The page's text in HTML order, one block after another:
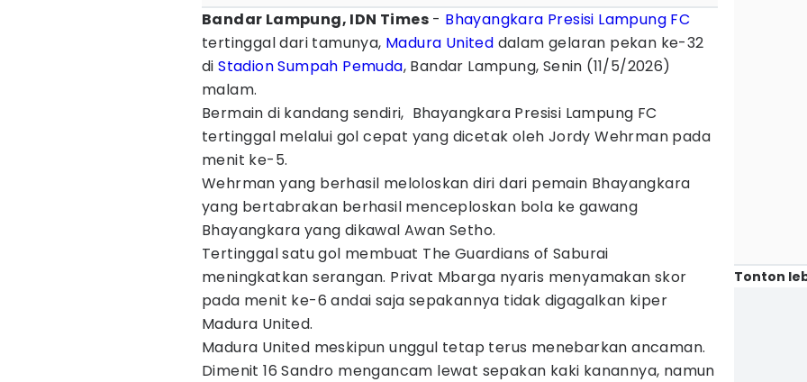
Bandar Lampung, IDN Times - Bhayangkara Presisi Lampung FC
tertinggal dari tamunya, Madura United dalam gelaran pekan ke-32
diStadion Sumpah Pemuda, Bandar Lampung, Senin (11/5/2026)
malam.
Bermain di kandang sendiri, Bhayangkara Presisi Lampung FC
tertinggal melalui gol cepat yang dicetak oleh Jordy Wehrman pada
menit ke-5.
Wehrman yang berhasil meloloskan diri dari pemain Bhayangkara
yang bertabrakan berhasil menceploskan bola ke gawang
Bhayangkara yang dikawal Awan Setho.
Tertinggal satu gol membuat The Guardians of Saburai
meningkatkan serangan. Privat Mbarga nyaris menyamakan skor
pada menit ke-6 andai saja sepakannya tidak digagalkan kiper
Madura United.
Madura United meskipun unggul tetap terus menebarkan ancaman.
Dimenit 16 Sandro mengancam lewat sepakan kaki kanannya, namun
Tonton